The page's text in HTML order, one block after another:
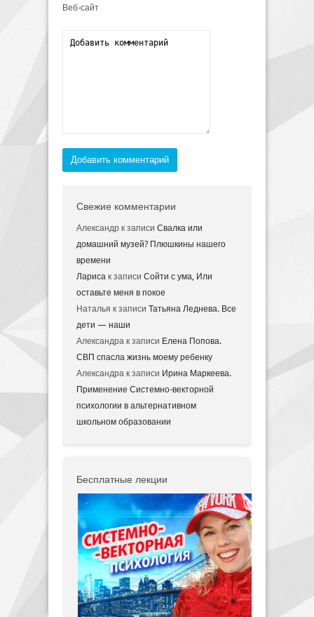
Веб-сайт
Добавить комментарий
Свежие комментарии
Александр к записи Свалка или
домашний музей? Плюшкины нашего
времени
Лариса к записи Сойти с ума, Или
оставьте меня в покое
Наталья к записи Татьяна Леднева. Все
дети — наши
Александра к записи Елена Попова.
СВП спасла жизнь моему ребенку
Александра к записи Ирина Маркеева.
Применение Системно-векторной
психологии в альтернативном
школьном образовании
Бесплатные лекции